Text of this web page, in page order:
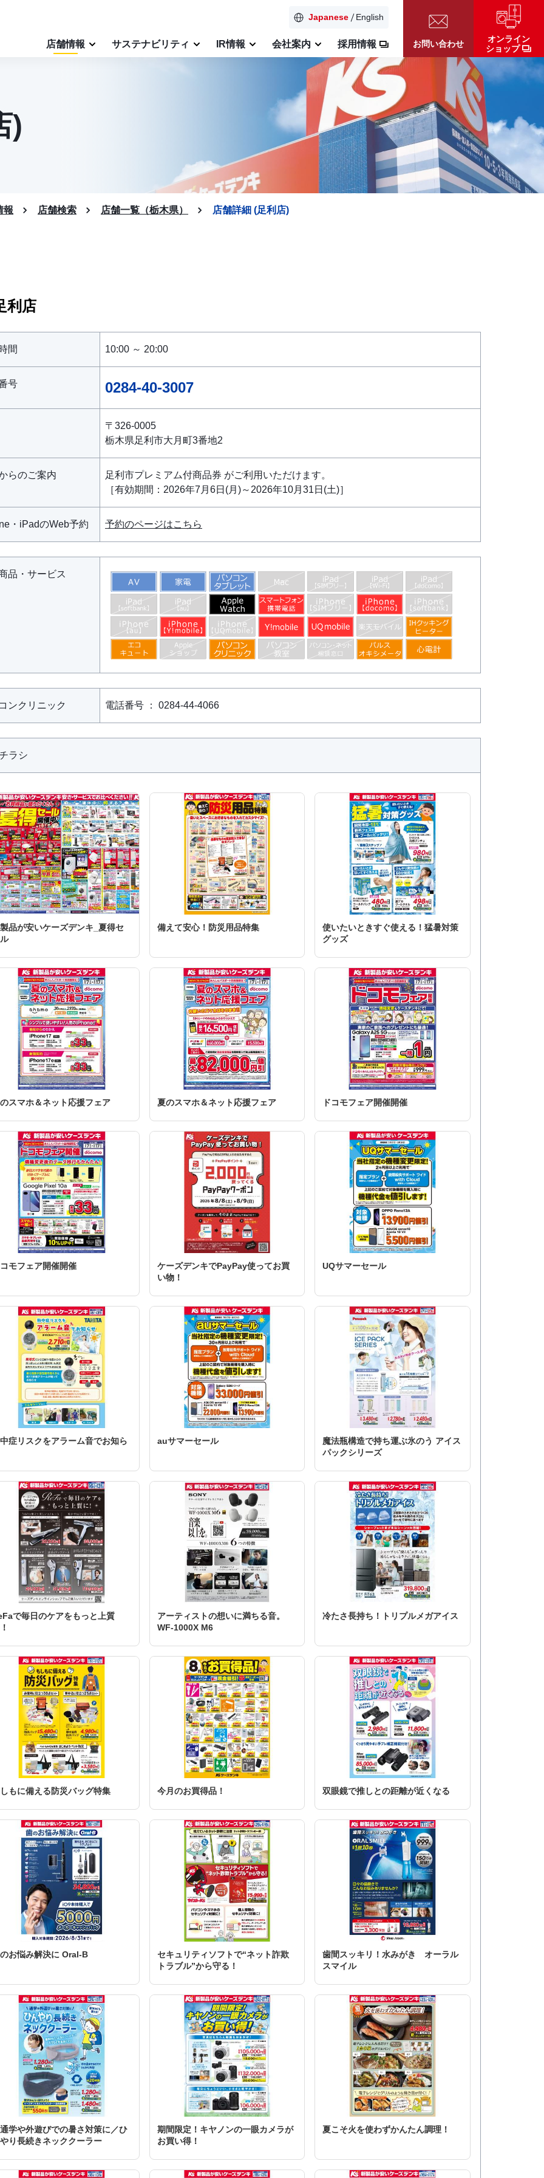
店舗情報 サステナビリティ IR情報 会社案内 採用情報 お問い合わせ
オンライン
ショップ
Japanese English
)
報 店舗検索 店舗一覧（栃木県） 店舗詳細 (足利店)
利店
間 10:00 ～ 20:00
号 0284-40-3007
〒326-0005
栃木県足利市大月町3番地2
らのご案内
足利市プレミアム付商品券 がご利用いただけます。
［有効期間：2026年7月6日(月)～2026年10月31日(土)］
・iPadのWeb予約 予約のページはこちら
品・サービス
ンクリニック 電話番号 ： 0284-44-4066
ラシ
品が安いケーズデンキ_夏得セ
備えて安心！防災用品特集
使いたいときすぐ使える！猛暑対策
グッズ
スマホ＆ネット応援フェア 夏のスマホ＆ネット応援フェア ドコモフェア開催開催
モフェア開催開催
ケーズデンキでPayPay使ってお買
い物！
UQサマーセール
症リスクをアラーム音でお知ら auサマーセール
魔法瓶構造で持ち運ぶ氷のう アイス
パックシリーズ
で毎日のケアをもっと上質
アーティストの想いに満ちる音。
WF-1000X M6
冷たさ長持ち！トリプルメガアイス
もに備える防災バッグ特集 今月のお買得品！ 双眼鏡で推しとの距離が近くなる
お悩み解決に Oral-B
セキュリティソフトで“ネット詐欺
トラブル”から守る！
歯間スッキリ！水みがき オーラル
スマイル
学や外遊びでの暑さ対策に／ひ
り長続きネッククーラー
期間限定！キヤノンの一眼カメラが
お買い得！
夏こそ火を使わずかんたん調理！